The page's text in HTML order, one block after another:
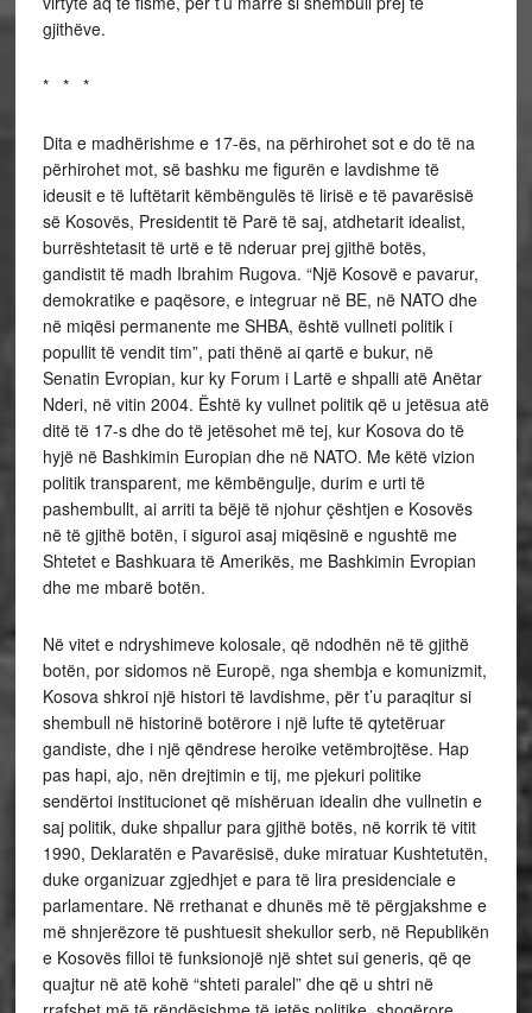
gjithëve.
* * *
Dita e madhërishme e 17-ës, na përhirohet sot e do të na
përhirohet mot, së bashku me figurën e lavdishme të
ideusit e të luftëtarit këmbëngulës të lirisë e të pavarësisë
së Kosovës, Presidentit të Parë të saj, atdhetarit idealist,
burrështetasit të urtë e të nderuar prej gjithë botës,
gandistit të madh Ibrahim Rugova. “Një Kosovë e pavarur,
demokratike e paqësore, e integruar në BE, në NATO dhe
në miqësi permanente me SHBA, është vullneti politik i
popullit të vendit tim”, pati thënë ai qartë e bukur, në
Senatin Evropian, kur ky Forum i Lartë e shpalli atë Anëtar
Nderi, në vitin 2004. Është ky vullnet politik që u jetësua atë
ditë të 17-s dhe do të jetësohet më tej, kur Kosova do të
hyjë në Bashkimin Europian dhe në NATO. Me këtë vizion
politik transparent, me këmbëngulje, durim e urti të
pashembullt, ai arriti ta bëjë të njohur çështjen e Kosovës
në të gjithë botën, i siguroi asaj miqësinë e ngushtë me
Shtetet e Bashkuara të Amerikës, me Bashkimin Evropian
dhe me mbarë botën.
Në vitet e ndryshimeve kolosale, që ndodhën në të gjithë
botën, por sidomos në Europë, nga shembja e komunizmit,
Kosova shkroi një histori të lavdishme, për t’u paraqitur si
shembull në historinë botërore i një lufte të qytetëruar
gandiste, dhe i një qëndrese heroike vetëmbrojtëse. Hap
pas hapi, ajo, nën drejtimin e tij, me pjekuri politike
sendërtoi institucionet që mishëruan idealin dhe vullnetin e
saj politik, duke shpallur para gjithë botës, në korrik të vitit
1990, Deklaratën e Pavarësisë, duke miratuar Kushtetutën,
duke organizuar zgjedhjet e para të lira presidenciale e
parlamentare. Në rrethanat e dhunës më të përgjakshme e
më shnjerëzore të pushtuesit shekullor serb, në Republikën
e Kosovës filloi të funksionojë një shtet sui generis, që qe
quajtur në atë kohë “shteti paralel” dhe që u shtri në